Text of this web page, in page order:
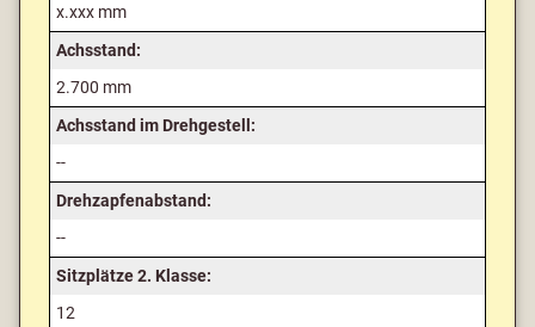
x.xxx mm
Achsstand:
2.700 mm
Achsstand im Drehgestell:
--
Drehzapfenabstand:
--
Sitzplätze 2. Klasse:
12